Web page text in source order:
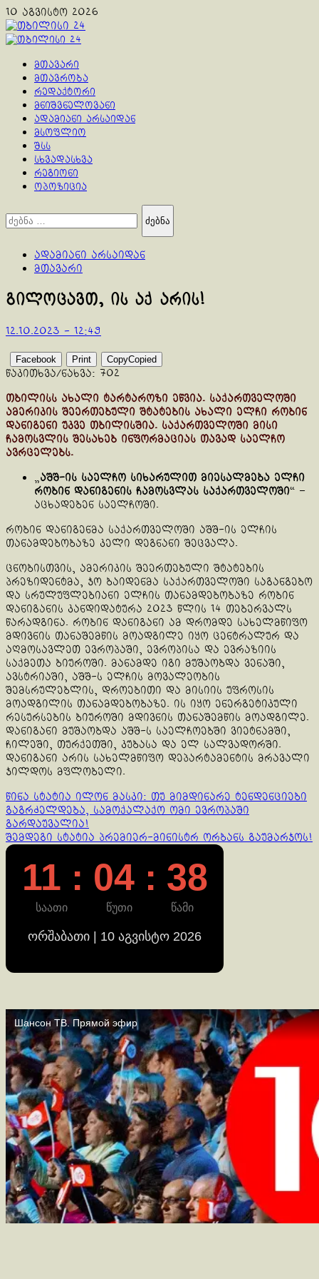
Skip
to
content
10 აგვისტო 2026
Primary
მთავარი
მთავრობა
რედაქტორი
მნიშვნელოვანი
ადამიანი არსაიდან
მსოფლიო
შსს
სხვადასხვა
რეგიონი
ოპოზიცია
ძებნა:
ადამიანი არსაიდან
მთავარი
გილოცავთ, ის აქ არის!
12.10.2023 - 12:49
Facebook Print CopyCopied
წაკითხვა/ნახვა: 702
თბილისს ახალი ტარტაროზი ეწვია. საქართველოში
ამერიკის შეერთებული შტატების ახალი ელჩი რობინ
დანიგენი უკვე თბილისშია. საქართველოში მისი
ჩამოსვლის შესახებ ინფორმაციას თავად საელჩო
ავრცელებს.
„აშშ-ის საელჩო სიხარულით მიესალმება ელჩი
რობინ დანიგენის ჩამოსვლას საქართველოში“ –
აცხადებენ საელჩოში.
რობინ დანიგენმა საქართველოში აშშ-ის ელჩის
თანამდებობაზე კელი დეგნანი შეცვალა.
ცნობისთვის, ამერიკის შეერთებული შტატების
პრეზიდენტმა, ჯო ბაიდენმა საქართველოში საგანგებო
და სრულუფლებიანი ელჩის თანამდებობაზე რობინ
დანიგანის კანდიდატურა 2023 წლის 14 თებერვალს
წარადგინა. რობინ დანიგანი ამ დრომდე სახელმწიფო
მდივნის თანაშემწის მოადგილე იყო ცენტრალურ და
აღმოსავლეთ ევროპაში, ევროპისა და ევრაზიის
საქმეთა ბიუროში. მანამდე იგი მუშაობდა ვენაში,
ავსტრიაში, აშშ-ს ელჩის მოვალეობის
შემსრულებლის, დროებითი და მისიის უფროსის
მოადგილის თანამდებობაზე. ის იყო ენერგეტიკული
რესურსების ბიუროში მდივნის თანაშემწის მოადგილე.
დანიგანი მუშაობდა აშშ-ს საელჩოებში ვიეტნამში,
ჩილეში, თურქეთში, კუბასა და ელ სალვადორში.
დანიგანი არის სახელმწიფო დეპარტამენტის მრავალი
ჯილდოს მფლობელი.
Continue
Reading
წინა სტატია ილონ მასკი: თუ მიმდინარე ტენდენციები
გაგრძელდება, სამოქალაქო ომი ევროპაში
გარდაუვალია!
შემდეგი სტატია პრემიერ-მინისტრ ორბანს გაუმარჯოს!
11 : 04 : 38
საათი წუთი წამი
ორშაბათი | 10 აგვისტო 2026